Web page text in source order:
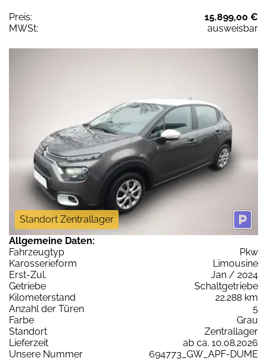
Preis:
15.899,00 €
MWSt:
ausweisbar
Standort Zentrallager
Allgemeine Daten:
Fahrzeugtyp
Pkw
Karosserieform
Limousine
Erst-Zul.
Jan / 2024
Getriebe
Schaltgetriebe
Kilometerstand
22.288 km
Anzahl der Türen
5
Farbe
Grau
Standort
Zentrallager
Lieferzeit
ab ca. 10.08.2026
Unsere Nummer
694773_GW_APF-DUME